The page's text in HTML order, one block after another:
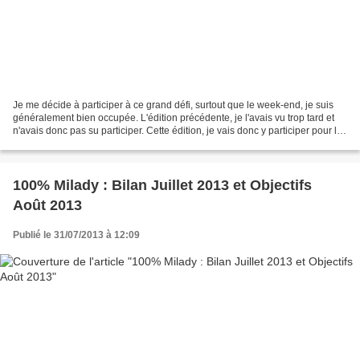
Je me décide à participer à ce grand défi, surtout que le week-end, je suis
généralement bien occupée. L'édition précédente, je l'avais vu trop tard et
n'avais donc pas su participer. Cette édition, je vais donc y participer pour la
100% Milady : Bilan Juillet 2013 et Objectifs
Août 2013
Publié le 31/07/2013 à 12:09